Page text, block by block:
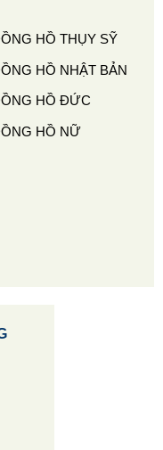
HỒ THỤY SỸ
HỒ NHẬT BẢN
HỒ ĐỨC
HỒ NỮ